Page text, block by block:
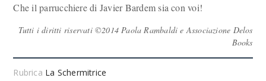
Che il parrucchiere di Javier Bardem sia con voi!
Tutti i diritti riservati ©2014 Paola Rambaldi e Associazione Delos
Books
Rubrica La Schermitrice